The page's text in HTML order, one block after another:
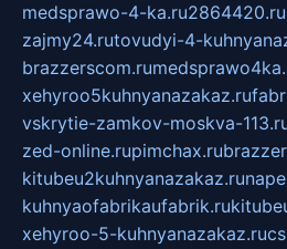
medsprawo-4-ka.ru2864420.ru
zajmy24.rutovudyi-4-
brazzerscom.ru
xehyroo5kuhnyanazakaz.ru
vskrytie-zamkov-moskva-
zed-online.rupimchax.ru
kitubeu2kuhnyanazakaz.ru
kuhnyaofabrikaufabrik.ru
xehyroo-5-kuhnyanazakaz.ru